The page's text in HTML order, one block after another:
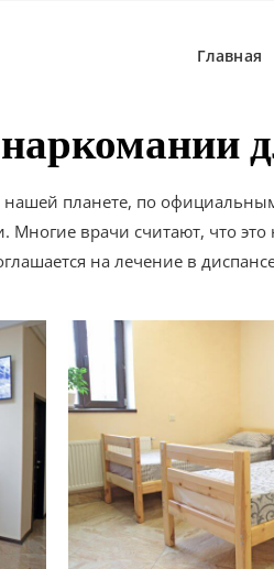
Главная
планете, по
врачи считают, что
на лечение в